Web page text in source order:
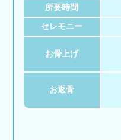
所要時間
セレモニー
お骨上げ
お返骨